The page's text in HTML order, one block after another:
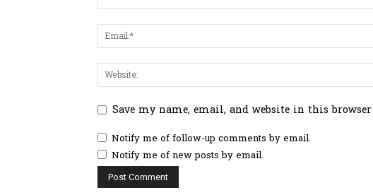
Save my name, email, and website in this
Notify me of follow-up comments by email.
Notify me of new posts by email.